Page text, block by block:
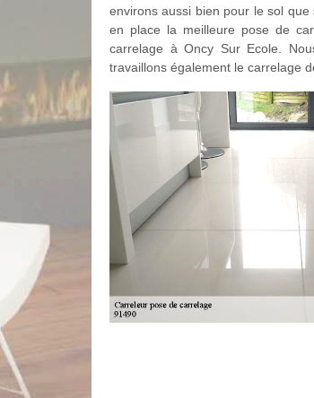
environs aussi bien pour le sol
en place la meilleure pose de
carrelage à Oncy Sur Ecole.
travaillons également le carrelage